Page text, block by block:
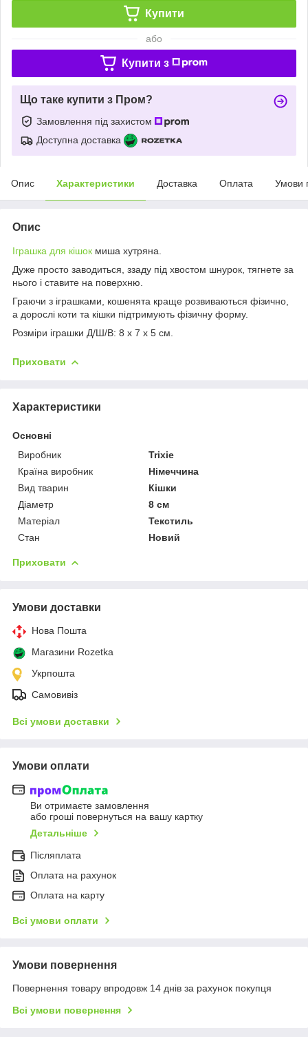
Купити
або
Купити з
Що таке купити з Пром?
Замовлення під захистом
Доступна доставка
Опис Характеристики Доставка Оплата Умови
Опис
Іграшка для кішок миша хутряна.
Дуже просто заводиться, ззаду під хвостом шнурок, тягнете за
нього і ставите на поверхню.
Граючи з іграшками, кошенята краще розвиваються фізично,
а дорослі коти та кішки підтримують фізичну форму.
Розміри іграшки Д/Ш/В: 8 х 7 х 5 см.
Приховати
Характеристики
Основні
Виробник
Trixie
Країна виробник
Німеччина
Вид тварин
Кішки
Діаметр
8 см
Матеріал
Текстиль
Стан
Новий
Приховати
Умови доставки
Нова Пошта
Магазини Rozetka
Укрпошта
Самовивіз
Всі умови доставки
Умови оплати
Ви отримаєте замовлення
або гроші повернуться на вашу картку
Детальніше
Післяплата
Оплата на рахунок
Оплата на карту
Всі умови оплати
Умови повернення
Повернення товару впродовж 14 днів за рахунок покупця
Всі умови повернення